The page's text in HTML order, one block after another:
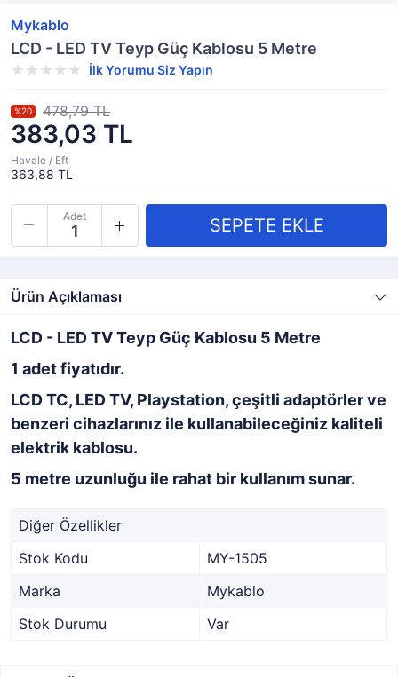
Mykablo
LCD - LED TV Teyp Güç Kablosu 5 Metre
İlk Yorumu Siz Yapın
383,03 TL
%20 478,79 TL
Havale / Eft
363,88 TL
Adet
Ürün Açıklaması
LCD - LED TV Teyp Güç Kablosu 5 Metre
1 adet fiyatıdır.
LCD TC, LED TV, Playstation, çeşitli adaptörler ve
benzeri cihazlarınız ile kullanabileceğiniz kaliteli
elektrik kablosu.
5 metre uzunluğu ile rahat bir kullanım sunar.
Diğer Özellikler
Stok Kodu
MY-1505
Marka
Mykablo
Stok Durumu
Var